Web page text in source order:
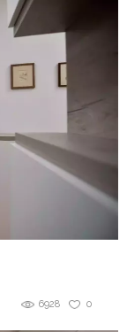
0
6928